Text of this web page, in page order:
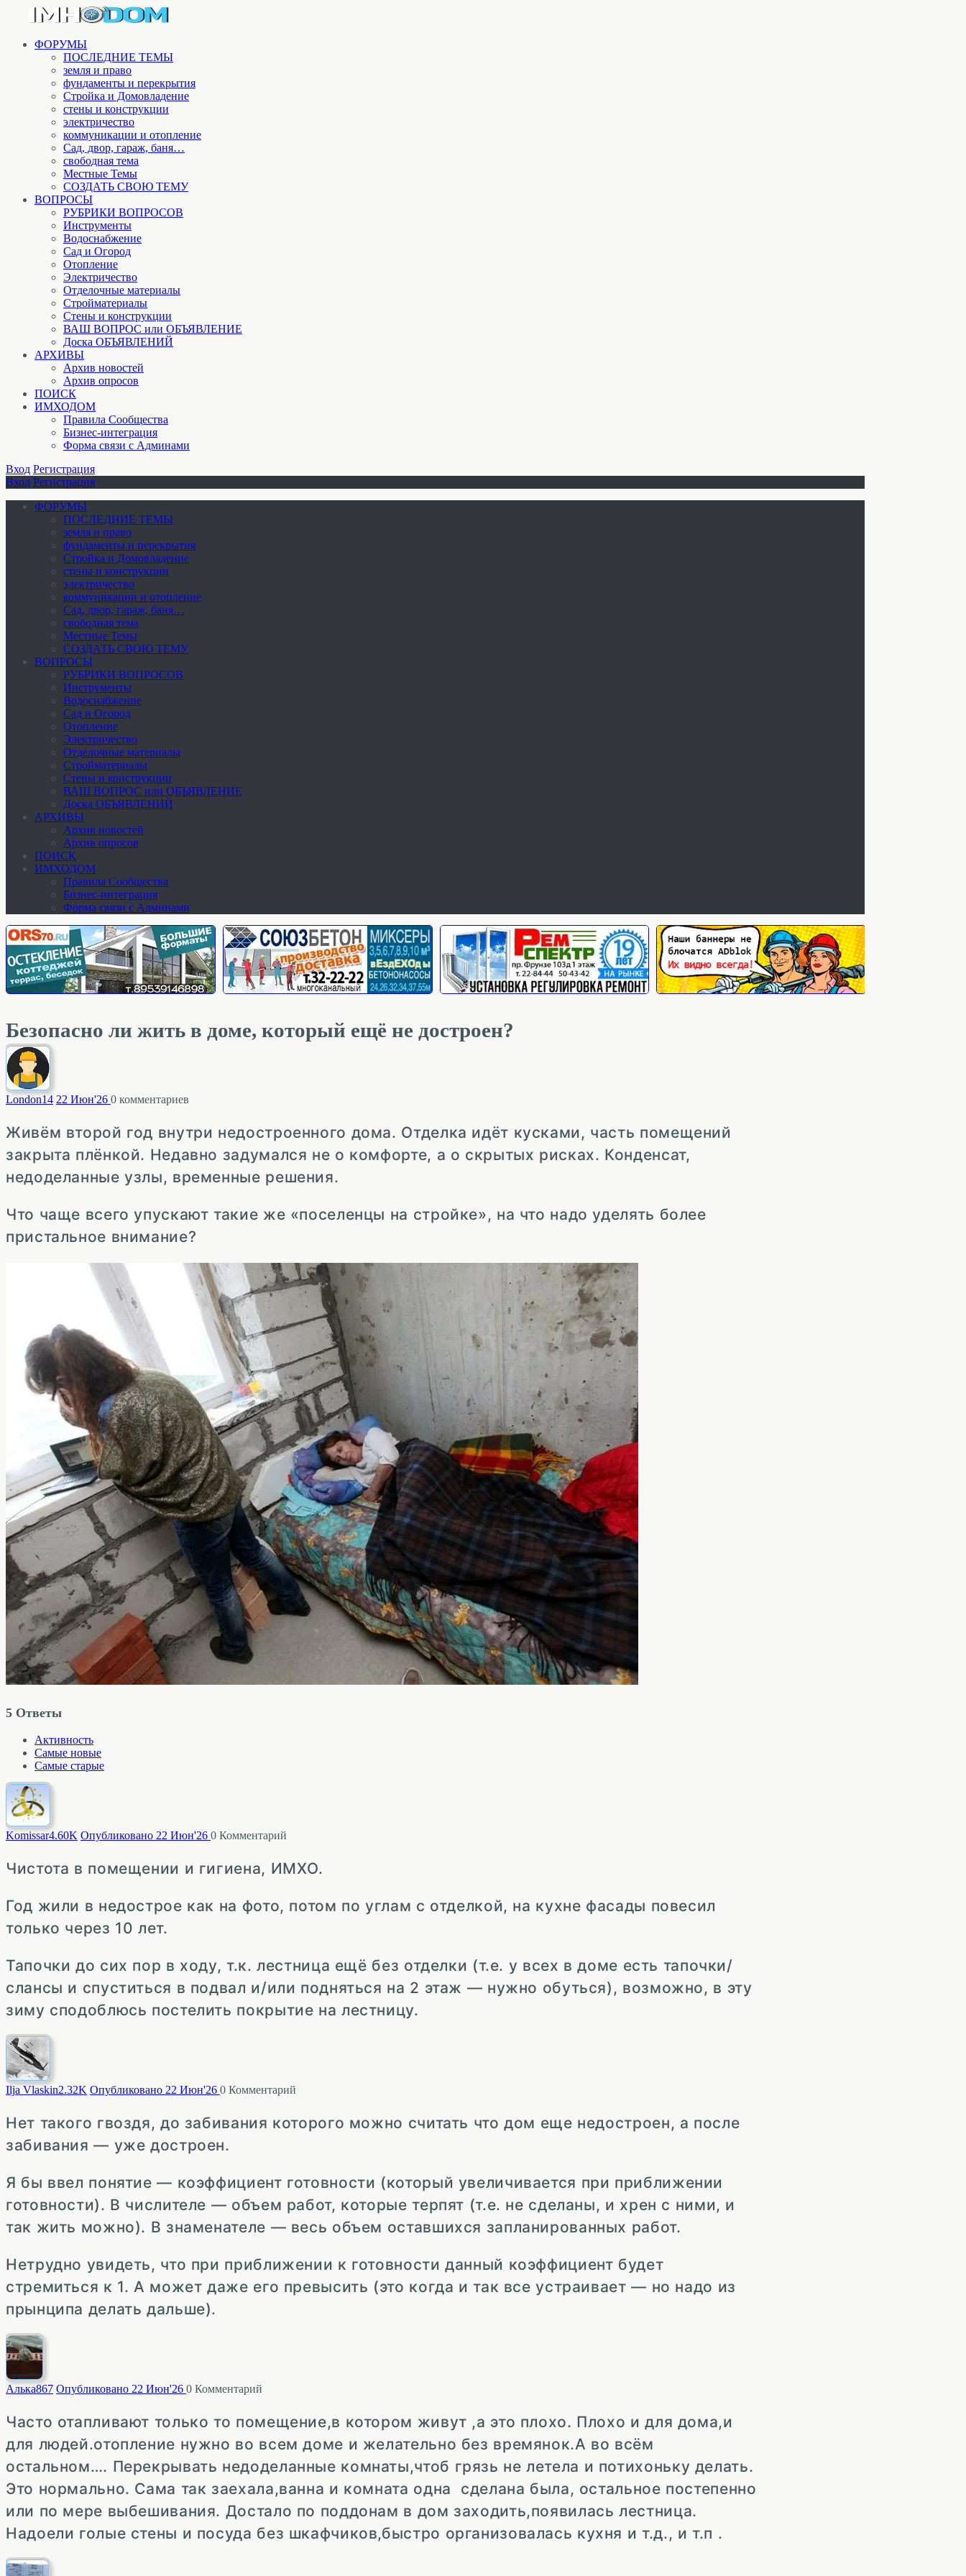
ФОРУМЫ
ПОСЛЕДНИЕ ТЕМЫ
земля и право
фундаменты и перекрытия
Стройка и Домовладение
стены и конструкции
электричество
коммуникации и отопление
Cад, двор, гараж, баня…
свободная тема
Местные Темы
СОЗДАТЬ СВОЮ ТЕМУ
ВОПРОСЫ
РУБРИКИ ВОПРОСОВ
Инструменты
Водоснабжение
Сад и Огород
Отопление
Электричество
Отделочные материалы
Стройматериалы
Стены и конструкции
ВАШ ВОПРОС или ОБЪЯВЛЕНИЕ
Доска ОБЪЯВЛЕНИЙ
АРХИВЫ
Архив новостей
Архив опросов
ПОИСК
ИМХОДОМ
Правила Сообщества
Бизнес-интеграция
Форма связи с Админами
Вход Регистрация
Вход Регистрация
ФОРУМЫ
ПОСЛЕДНИЕ ТЕМЫ
земля и право
фундаменты и перекрытия
Стройка и Домовладение
стены и конструкции
электричество
коммуникации и отопление
Cад, двор, гараж, баня…
свободная тема
Местные Темы
СОЗДАТЬ СВОЮ ТЕМУ
ВОПРОСЫ
РУБРИКИ ВОПРОСОВ
Инструменты
Водоснабжение
Сад и Огород
Отопление
Электричество
Отделочные материалы
Стройматериалы
Стены и конструкции
ВАШ ВОПРОС или ОБЪЯВЛЕНИЕ
Доска ОБЪЯВЛЕНИЙ
АРХИВЫ
Архив новостей
Архив опросов
ПОИСК
ИМХОДОМ
Правила Сообщества
Бизнес-интеграция
Форма связи с Админами
Безопасно ли жить в доме, который ещё не достроен?
London14 22 Июн'26 0 комментариев
Живём второй год внутри недостроенного дома. Отделка идёт кусками, часть помещений
закрыта плёнкой. Недавно задумался не о комфорте, а о скрытых рисках. Конденсат,
недоделанные узлы, временные решения.
Что чаще всего упускают такие же «поселенцы на стройке», на что надо уделять более
пристальное внимание?
5 Ответы
Активность
Самые новые
Самые старые
Komissar4.60K Опубликовано 22 Июн'26 0 Комментарий
Чистота в помещении и гигиена, ИМХО.
Год жили в недострое как на фото, потом по углам с отделкой, на кухне фасады повесил
только через 10 лет.
Тапочки до сих пор в ходу, т.к. лестница ещё без отделки (т.е. у всех в доме есть тапочки/
слансы и спуститься в подвал и/или подняться на 2 этаж — нужно обуться), возможно, в эту
зиму сподоблюсь постелить покрытие на лестницу.
Ilja Vlaskin2.32K Опубликовано 22 Июн'26 0 Комментарий
Нет такого гвоздя, до забивания которого можно считать что дом еще недостроен, а после
забивания — уже достроен.
Я бы ввел понятие — коэффициент готовности (который увеличивается при приближении
готовности). В числителе — объем работ, которые терпят (т.е. не сделаны, и хрен с ними, и
так жить можно). В знаменателе — весь объем оставшихся запланированных работ.
Нетрудно увидеть, что при приближении к готовности данный коэффициент будет
стремиться к 1. А может даже его превысить (это когда и так все устраивает — но надо из
прынципа делать дальше).
Алька867 Опубликовано 22 Июн'26 0 Комментарий
Часто отапливают только то помещение,в котором живут ,а это плохо. Плохо и для дома,и
для людей.отопление нужно во всем доме и желательно без времянок.А во всём
остальном…. Перекрывать недоделанные комнаты,чтоб грязь не летела и потихоньку делать.
Это нормально. Сама так заехала,ванна и комната одна сделана была, остальное постепенно
или по мере выбешивания. Достало по поддонам в дом заходить,появилась лестница.
Надоели голые стены и посуда без шкафчиков,быстро организовалась кухня и т.д., и т.п .